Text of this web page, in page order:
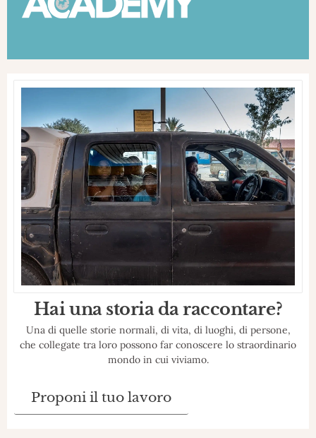
Hai una storia da raccontare?
Una di quelle storie normali, di vita, di luoghi, di persone,
che collegate tra loro possono far conoscere lo straordinario
mondo in cui viviamo.
Proponi il tuo lavoro